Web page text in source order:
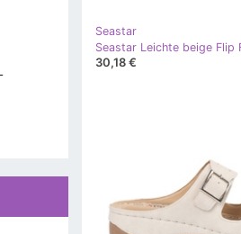
Seastar
30,18 €